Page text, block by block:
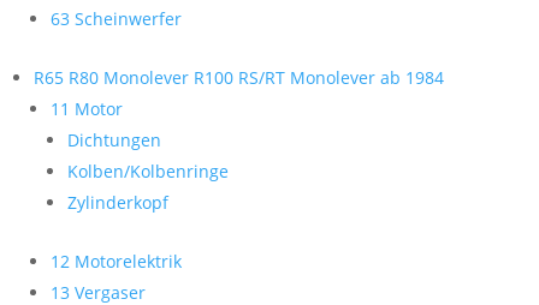
63 Scheinwerfer
R65 R80 Monolever R100 RS/RT Monolever ab 1984
11 Motor
Dichtungen
Kolben/Kolbenringe
Zylinderkopf
12 Motorelektrik
13 Vergaser